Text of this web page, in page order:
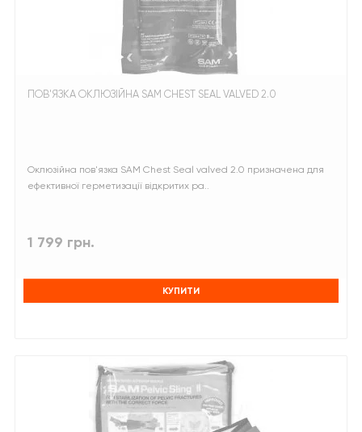
ПОВ'ЯЗКА ОКЛЮЗІЙНА SAM CHEST SEAL VALVED 2.0
Оклюзійна пов'язка SAM Chest Seal valved 2.0 призначена для
ефективної герметизації відкритих ра..
1 799 грн.
КУПИТИ